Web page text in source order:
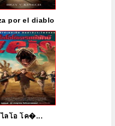
por el diablo
ไลโอ โค�...